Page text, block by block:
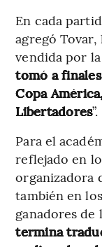
En cada
agregó
vendida por la
tomó a
Copa
Libertadores”.
Para el
reflejado en
organizadora
también en
ganadores
termina